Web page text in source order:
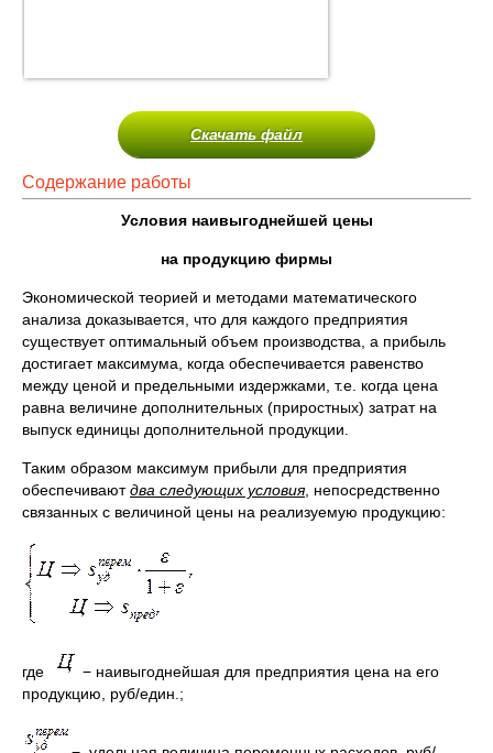
Скачать файл
Содержание работы
Условия наивыгоднейшей цены
на продукцию фирмы
Экономической теорией и методами математического
анализа доказывается, что для каждого предприятия
существует оптимальный объем производства, а прибыль
достигает максимума, когда обеспечивается равенство
между ценой и предельными издержками, т.е. когда цена
равна величине дополнительных (приростных) затрат на
выпуск единицы дополнительной продукции.
Таким образом максимум прибыли для предприятия
обеспечиваютдва следующих условия, непосредственно
связанных с величиной цены на реализуемую продукцию:
где
− наивыгоднейшая для предприятия цена на его
продукцию, руб/един.;